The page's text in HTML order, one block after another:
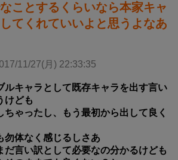
ことするくらいなら本家キャ
てくれていいよと思うよなあ
11/27(月) 22:33:35
ルキャラとして既存キャラを出す言い
けども
ちゃったし、もう最初から出して良く
勿体なく感じるしさあ
だ言い訳として必要なの分かるけども